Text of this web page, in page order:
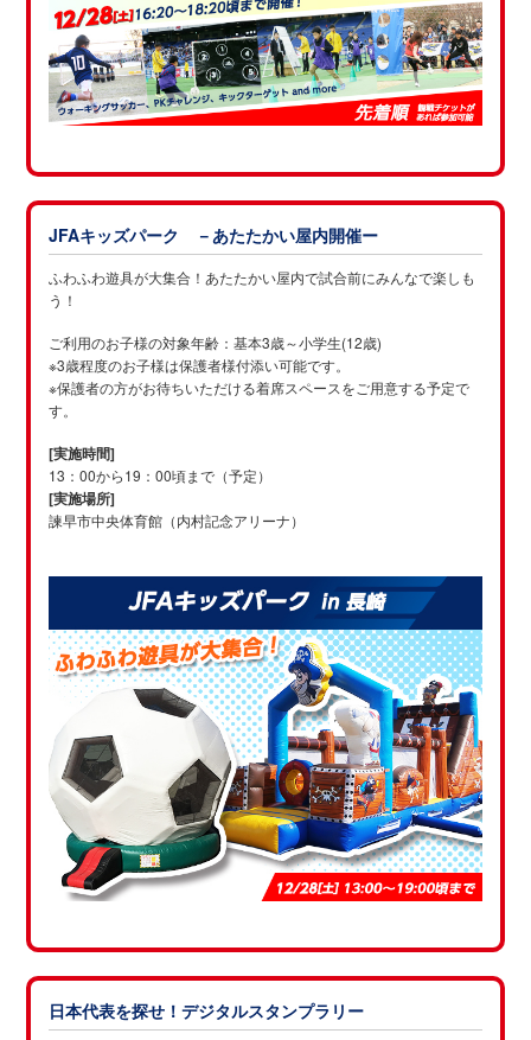
JFAキッズパーク －あたたかい屋内開催ー
ふわふわ遊具が大集合！あたたかい屋内で試合前にみんなで楽しも
う！
ご利用のお子様の対象年齢：基本3歳～小学生(12歳)
※3歳程度のお子様は保護者様付添い可能です。
※保護者の方がお待ちいただける着席スペースをご用意する予定で
す。
[実施時間]
13：00から19：00頃まで（予定）
[実施場所]
諫早市中央体育館（内村記念アリーナ）
日本代表を探せ！デジタルスタンプラリー